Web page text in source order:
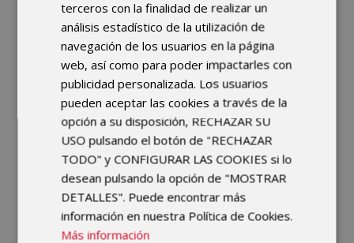
a esta colaboración, los jugadores
del equipo acudirán tanto al hospital
como a la clínicaRibera Pasarela,
ubicada en
La Eliana , para
someterse a revisiones médicas y
reconocimientos deportivos.
El objetivo principal de esta alianza
escuidar la salud de los
deportistasy ayudarles a alcanzar
su máximo rendimiento. Para ello, el
equipo contará con el respaldo de
terceros con la finalidad de realizar un
análisis estadístico de la utilización de
navegación de los usuarios en la página
web, así como para poder impactarles con
publicidad personalizada. Los usuarios
pueden aceptar las cookies a través de la
opción a su disposición, RECHAZAR SU
USO pulsando el botón de "RECHAZAR
TODO" y CONFIGURAR LAS COOKIES si lo
desean pulsando la opción de "MOSTRAR
DETALLES". Puede encontrar más
información en nuestra Política de Cookies.
Más información